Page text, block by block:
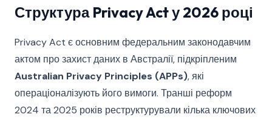
Структура Privacy Act у 2026 році
Privacy Act є основним федеральним законодавчим
актом про захист даних в Австралії, підкріпленим
Australian Privacy Principles (APPs), які
операціоналізують його вимоги. Транші реформ
2024 та 2025 років реструктурували кілька ключових